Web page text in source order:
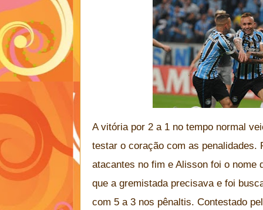
A vitória por 2 a 1 no tempo normal
testar o coração com as penalidades.
atacantes no fim e Alisson foi o nome
que a gremistada precisava e foi
com 5 a 3 nos pênaltis. Contestado